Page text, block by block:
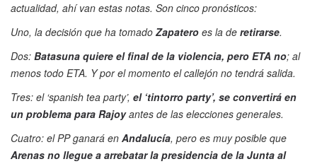
actualidad, ahí van estas notas. Son cinco pronósticos:
Uno, la decisión que ha tomado Zapatero es la de retirarse.
Dos: Batasuna quiere el final de la violencia, pero ETA no; al
menos todo ETA. Y por el momento el callejón no tendrá salida.
Tres: el ‘spanish tea party’, el ‘tintorro party’, se convertirá en
un problema para Rajoyantes de las elecciones generales.
Cuatro: el PP ganará en Andalucía, pero es muy posible que
Arenas no llegue a arrebatar la presidencia de la Junta al